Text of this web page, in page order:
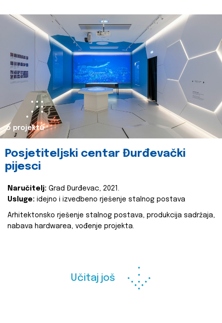
o projektu
Posjetiteljski centar Đurđevački
pijesci
Naručitelj: Grad Đurđevac, 2021.
Usluge: idejno i izvedbeno rješenje stalnog postava
Arhitektonsko rješenje stalnog postava, produkcija sadržaja,
nabava hardwarea, vođenje projekta.
Učitaj još